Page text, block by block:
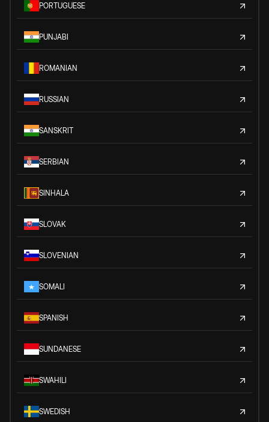
PORTUGUESE
PUNJABI
ROMANIAN
RUSSIAN
SANSKRIT
SERBIAN
SINHALA
SLOVAK
SLOVENIAN
SOMALI
SPANISH
SUNDANESE
SWAHILI
SWEDISH